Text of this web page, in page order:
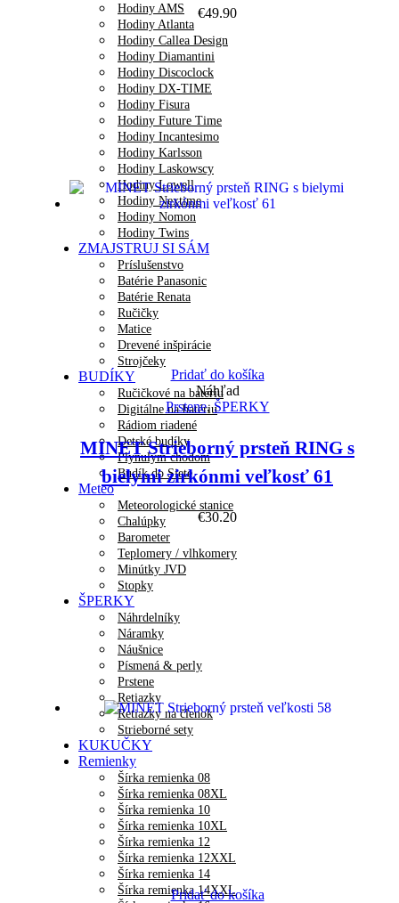
Hodiny AMS
Hodiny Atlanta
Hodiny Callea Design
Hodiny Diamantini
Hodiny Discoclock
Hodiny DX-TIME
Hodiny Fisura
Hodiny Future Time
Hodiny Incantesimo
Hodiny Karlsson
Hodiny Laskowscy
Hodiny Lowell
Hodiny Nextime
Hodiny Nomon
Hodiny Twins
ZMAJSTRUJ SI SÁM
Príslušenstvo
Batérie Panasonic
Batérie Renata
Ručičky
Matice
Drevené inšpirácie
Strojčeky
BUDÍKY
Ručičkové na batériu
Digitálne na batériu
Rádiom riadené
Detské budíky
Plynulým chodom
Budík do Siete
Meteo
Meteorologické stanice
Chalúpky
Barometer
Teplomery / vlhkomery
Minútky JVD
Stopky
ŠPERKY
Náhrdelníky
Náramky
Náušnice
Písmená & perly
Prstene
Retiazky
Retiazky na členok
Strieborné sety
KUKUČKY
Remienky
Šírka remienka 08
Šírka remienka 08XL
Šírka remienka 10
Šírka remienka 10XL
Šírka remienka 12
Šírka remienka 12XXL
Šírka remienka 14
Šírka remienka 14XXL
€49.90
Pridať do košíka
Náhľad
Prstene,ŠPERKY
MINET Strieborný prsteň RING s
bielymi zirkónmi veľkosť 61
€30.20
Pridať do košíka